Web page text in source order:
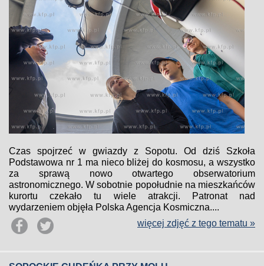
Czas spojrzeć w gwiazdy z Sopotu. Od dziś Szkoła
Podstawowa nr 1 ma nieco bliżej do kosmosu, a wszystko
za sprawą nowo otwartego obserwatorium
astronomicznego. W sobotnie popołudnie na mieszkańców
kurortu czekało tu wiele atrakcji. Patronat nad
wydarzeniem objęła Polska Agencja Kosmiczna....
więcej zdjęć z tego tematu »